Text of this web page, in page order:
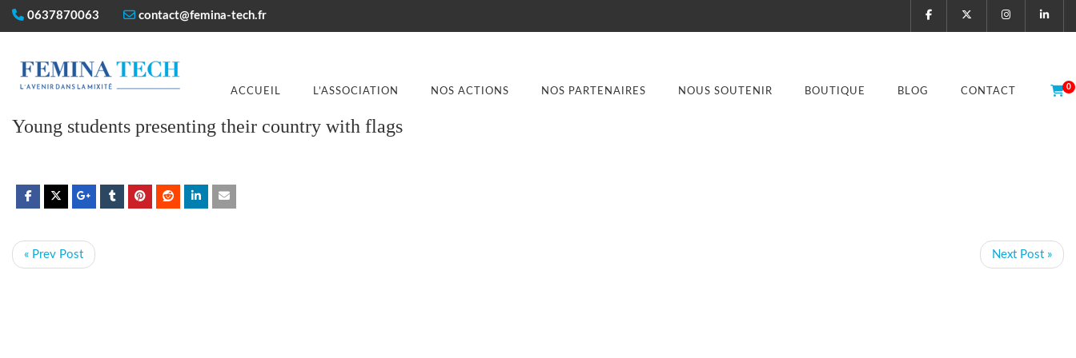
0637870063 contact@femina-tech.fr
0
ACCUEIL L’ASSOCIATION NOS ACTIONS NOS PARTENAIRES NOUS SOUTENIR BOUTIQUE BLOG CONTACT
Young students presenting their country with flags
« Prev Post Next Post »